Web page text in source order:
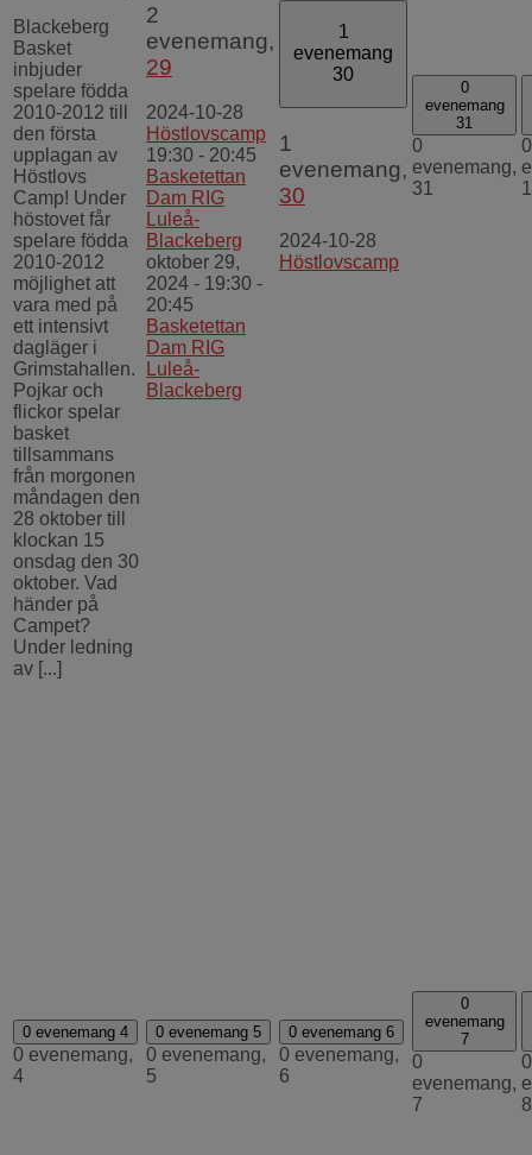
Blackeberg
Basket
inbjuder
spelare födda
2010-2012 till
den första
upplagan av
Höstlovs
Camp! Under
höstovet får
spelare födda
2010-2012
möjlighet att
vara med på
ett intensivt
dagläger i
Grimstahallen.
Pojkar och
flickor spelar
basket
tillsammans
från morgonen
måndagen den
28 oktober till
klockan 15
onsdag den 30
oktober. Vad
händer på
Campet?
Under ledning
av [...]
2
evenemang,
29
2024-10-28
Höstlovscamp
19:30 - 20:45
Basketettan
Dam RIG
Luleå-
Blackeberg
oktober 29,
2024 - 19:30 -
20:45
Basketettan
Dam RIG
Luleå-
Blackeberg
1
evenemang
30
1
evenemang,
30
2024-10-28
Höstlovscamp
0
evenemang
31
0
evenemang,
31
0
1
0 evenemang 4
0 evenemang,
4
0 evenemang 5
0 evenemang,
5
0 evenemang 6
0 evenemang,
6
0
evenemang
7
0
evenemang,
7
0
8